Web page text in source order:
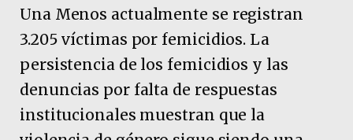
Una Menos actualmente se registran
3.205 víctimas por femicidios. La
persistencia de los femicidios y las
denuncias por falta de respuestas
institucionales muestran que la